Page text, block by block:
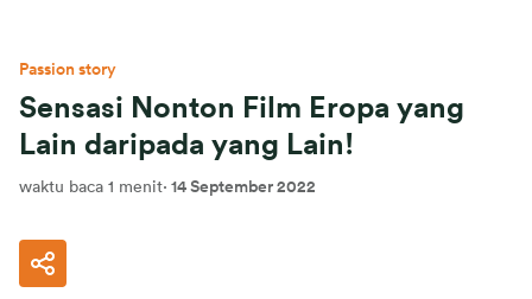
Passion story
Sensasi Nonton Film Eropa yang
Lain daripada yang Lain!
waktu baca 1 menit· 14 September 2022